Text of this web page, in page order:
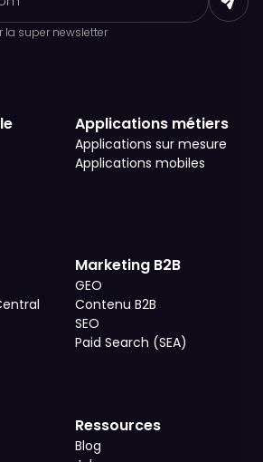
la super newsletter
Applications métiers
Applications sur mesure
Applications mobiles
Marketing B2B
GEO
Contenu B2B
SEO
Paid Search (SEA)
Ressources
Blog